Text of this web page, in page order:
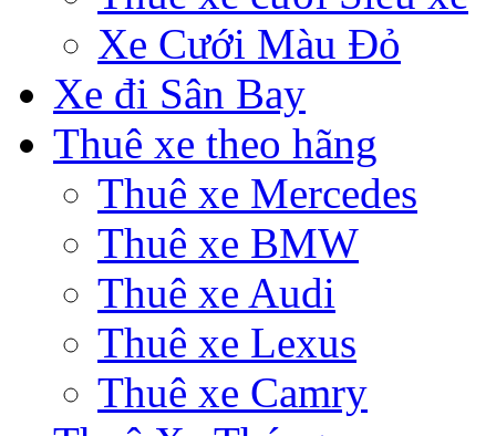
Xe Cưới Màu Đỏ
Xe đi Sân Bay
Thuê xe theo hãng
Thuê xe Mercedes
Thuê xe BMW
Thuê xe Audi
Thuê xe Lexus
Thuê xe Camry